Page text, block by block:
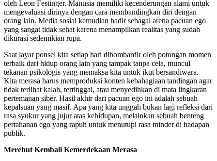
oleh Leon Festinger. Manusia memiliki kecenderungan alami untuk
mengevaluasi dirinya dengan cara membandingkan diri dengan
orang lain. Media sosial kemudian hadir sebagai arena pacuan ego
yang sangat tidak sehat karena menampilkan realitas yang sudah
dikurasi sedemikian rupa.
Saat layar ponsel kita setiap hari dibombardir oleh potongan momen
terbaik dari hidup orang lain yang tampak tanpa cela, muncul
tekanan psikologis yang memaksa kita untuk ikut bersandiwara.
Kita merasa harus memproduksi konten kebahagiaan tandingan agar
tidak terlihat kalah, tertinggal, atau menyedihkan di mata lingkaran
pertemanan siber. Hasil akhir dari pacuan ego ini adalah sebuah
kepalsuan yang masif. Apa yang kita unggah bukan lagi refleksi dari
rasa syukur yang jujur atas kehidupan, melainkan sebuah benteng
pertahanan ego yang rapuh untuk menutupi rasa minder di hadapan
publik.
Merebut Kembali Kemerdekaan Merasa